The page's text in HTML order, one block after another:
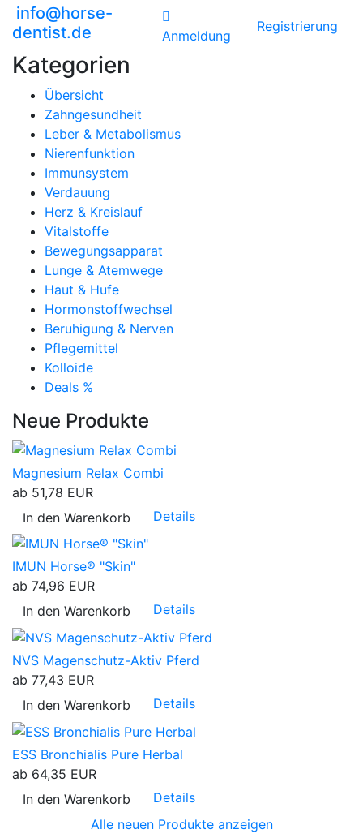
info@horse-
dentist.de
Anmeldung
Registrierung
Kategorien
Übersicht
Zahngesundheit
Leber & Metabolismus
Nierenfunktion
Immunsystem
Verdauung
Herz & Kreislauf
Vitalstoffe
Bewegungsapparat
Lunge & Atemwege
Haut & Hufe
Hormonstoffwechsel
Beruhigung & Nerven
Pflegemittel
Kolloide
Deals %
Neue Produkte
Magnesium Relax Combi
ab 51,78 EUR
In den Warenkorb
Details
IMUN Horse® "Skin"
ab 74,96 EUR
In den Warenkorb
Details
NVS Magenschutz-Aktiv Pferd
ab 77,43 EUR
In den Warenkorb
Details
ESS Bronchialis Pure Herbal
ab 64,35 EUR
In den Warenkorb
Details
Alle neuen Produkte anzeigen